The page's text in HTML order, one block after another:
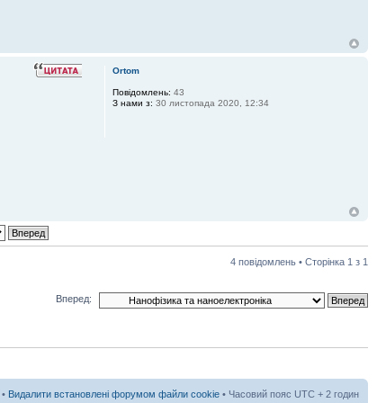
Ortom
Повідомлень: 43
З нами з: 30 листопада 2020, 12:34
4 повідомлень • Сторінка 1 з 1
Вперед:
• Видалити встановлені форумом файли cookie • Часовий пояс UTC + 2 годин